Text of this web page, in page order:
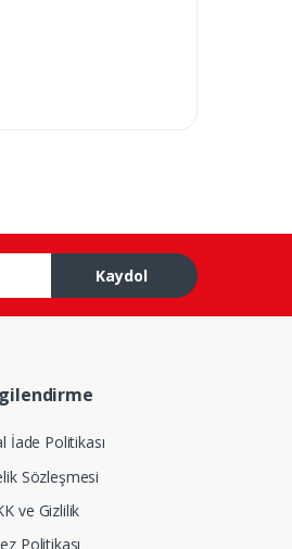
Kaydol
İade Politikası
Sözleşmesi
ve Gizlilik
Politikası